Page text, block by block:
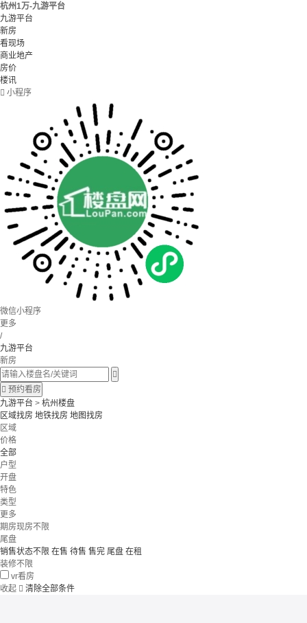
杭州1万-九游平台
九游平台
新房
看现场
商业地产
房价
楼讯
 小程序
微信小程序
更多
/
九游平台
新房

 预约看房
九游平台 > 杭州楼盘
区域找房 地铁找房 地图找房
区域
价格
全部
户型
开盘
特色
类型
更多
期房现房不限
尾盘
销售状态不限 在售 待售 售完 尾盘 在租
装修不限
vr看房
收起  清除全部条件